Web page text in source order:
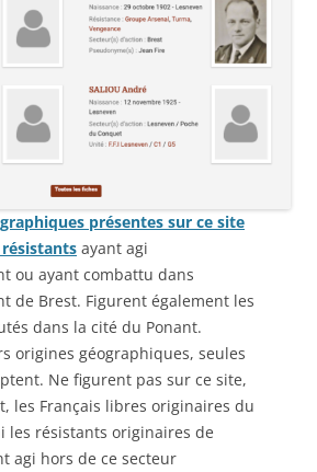
présentes sur ce site
ayant agi
ou ayant combattu dans
de Brest. Figurent également les
dans la cité du Ponant.
origines géographiques, seules
Ne figurent pas sur ce site,
les Français libres originaires du
les résistants originaires de
agi hors de ce secteur